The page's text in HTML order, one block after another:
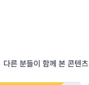
다른 분들이 함께 본 콘텐츠